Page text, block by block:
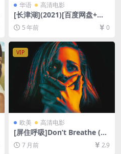
华语 高清电影
[长津湖](2021)[百度网盘+迅
雷云盘资源1080P超清未删减]
[MP4/19GB][中英字幕]
5 年前 0
VIP
欧美 高清电影
[屏住呼吸]Don’t Breathe (20
16)[百度网盘+夸克网盘1080P
超清未删减资源][网盘在线播
7 月前 2.9